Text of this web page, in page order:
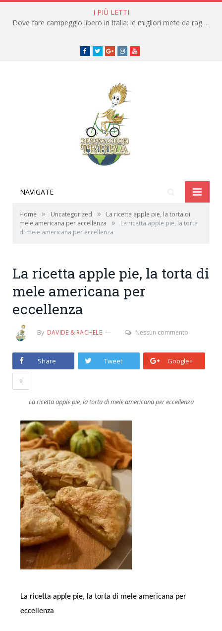
I PIÙ LETTI
Dove fare campeggio libero in Italia: le migliori mete da raggiungere in traghetto
Facebook
TwitterGoogle+instagramyoutube
NAVIGATE
Home » Uncategorized »
La ricetta apple pie, la torta di
mele americana per eccellenza
»
La ricetta apple pie, la torta
di mele americana per eccellenza
La ricetta apple pie, la torta di
mele americana per
eccellenza
By DAVIDE & RACHELE Nessun commento
Share Tweet Google+
+
La ricetta apple pie, la torta di mele americana per eccellenza
La ricetta apple pie, la torta di mele americana per
eccellenza